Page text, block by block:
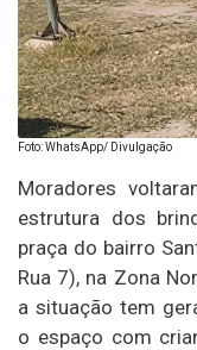
Foto: WhatsApp/ Divulgação
Moradores
estrutura dos
praça do bairro
Rua 7), na Zona
a situação tem
o espaço com